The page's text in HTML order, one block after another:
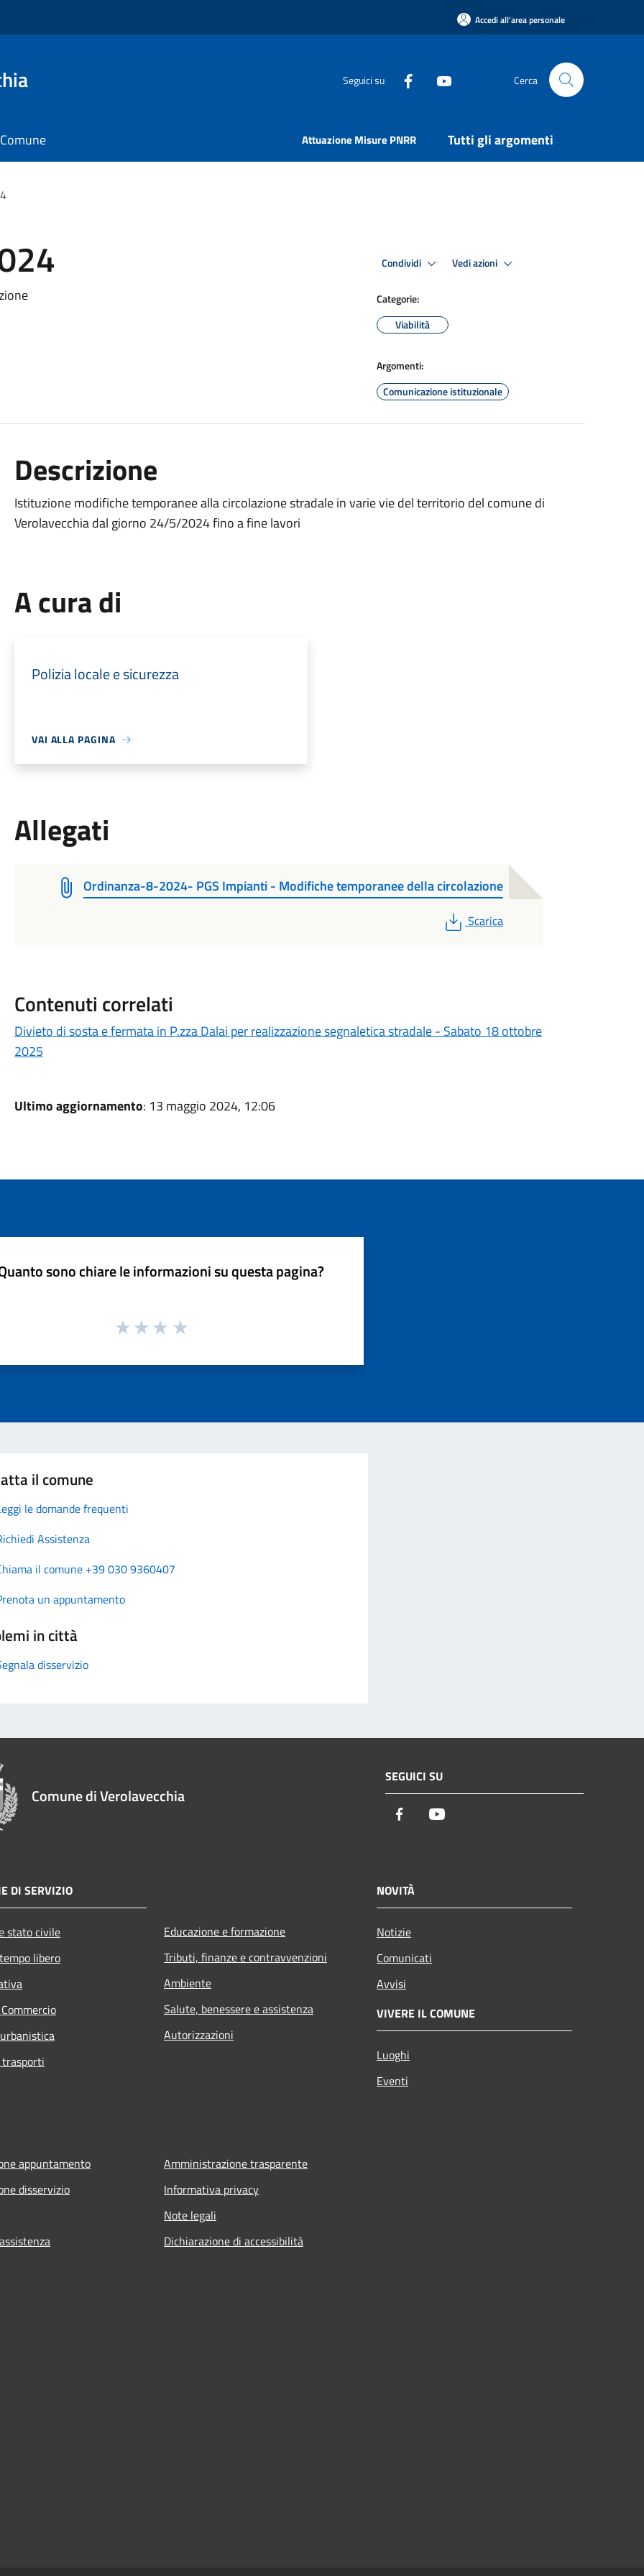
Accedi all'area personale
Seguici su Cerca
Attuazione Misure PNRR Tutti gli argomenti
Condividi Vedi azioni
Categorie:
Viabilità
Argomenti:
Comunicazione istituzionale
Descrizione
Istituzione modifiche temporanee alla circolazione stradale in varie vie del territorio del comune di
Verolavecchia dal giorno 24/5/2024 fino a fine lavori
A cura di
Polizia locale e sicurezza
VAI ALLA PAGINA
Allegati
Ordinanza-8-2024- PGS Impianti - Modifiche temporanee della circolazione
PDF
Scarica
Contenuti correlati
Divieto di sosta e fermata in P.zza Dalai per realizzazione segnaletica stradale - Sabato 18 ottobre
2025
Ultimo aggiornamento: 13 maggio 2024, 12:06
sono chiare le informazioni su questa pagina?
il comune
le domande frequenti
Assistenza
il comune +39 030 9360407
un appuntamento
in città
disservizio
Comune di Verolavecchia
SEGUICI SU
Facebook
DI SERVIZIO
stato civile
libero
Educazione e formazione
Tributi, finanze e contravvenzioni
Ambiente
Salute, benessere e assistenza
Autorizzazioni
NOVITÀ
Notizie
Comunicati
Avvisi
VIVERE IL COMUNE
Luoghi
Eventi
appuntamento
disservizio
Amministrazione trasparente
Informativa privacy
Note legali
Dichiarazione di accessibilità